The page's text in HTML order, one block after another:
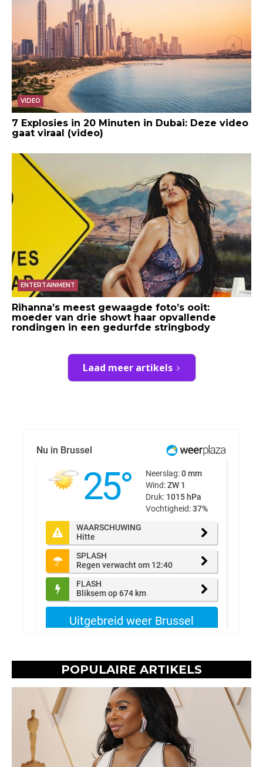
VIDEO
7 Explosies in 20 Minuten in Dubai: Deze video
gaat viraal (video)
ENTERTAINMENT
Rihanna’s meest gewaagde foto’s ooit:
moeder van drie showt haar opvallende
rondingen in een gedurfde stringbody
Laad meer artikels
POPULAIRE ARTIKELS